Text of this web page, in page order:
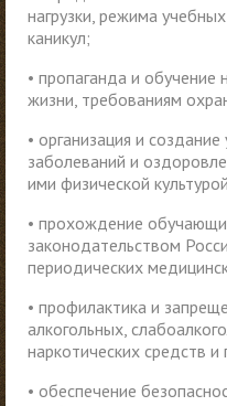
нагрузки, режима
каникул;
• пропаганда и
жизни, требованиям
• организация и
заболеваний и
ими физической
• прохождение
законодательством
периодических
• профилактика и
алкогольных,
наркотических средств
• обеспечение